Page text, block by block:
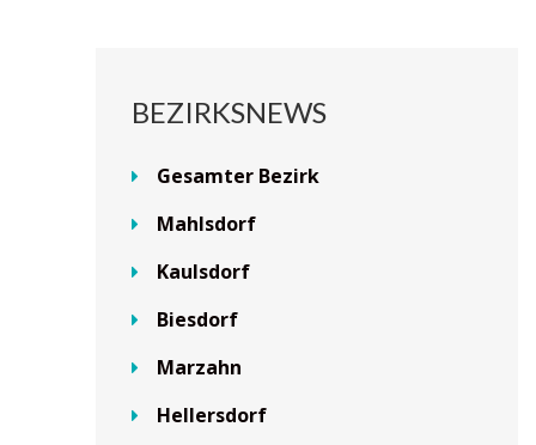
BEZIRKSNEWS
Gesamter Bezirk
Mahlsdorf
Kaulsdorf
Biesdorf
Marzahn
Hellersdorf